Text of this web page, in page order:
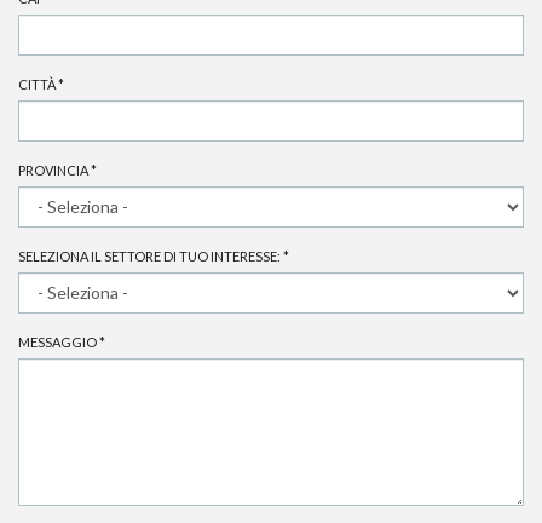
CITTÀ*
PROVINCIA*
SELEZIONA IL SETTORE DI TUO INTERESSE: *
MESSAGGIO*